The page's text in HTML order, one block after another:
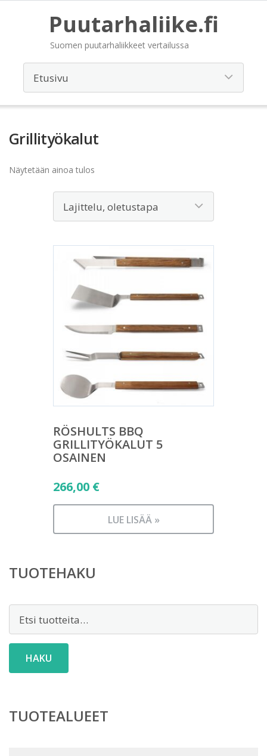
Puutarhaliike.fi
Suomen puutarhaliikkeet vertailussa
Grillityökalut
Näytetään ainoa tulos
RÖSHULTS BBQ
GRILLITYÖKALUT 5
OSAINEN
266,00 €
LUE LISÄÄ »
TUOTEHAKU
HAKU
TUOTEALUEET